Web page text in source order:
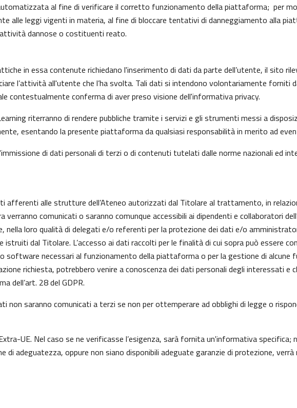
al fine di verificare il corretto funzionamento della piattaforma; per
alle leggi vigenti in materia, al fine di bloccare tentativi di danneggiamento alla
dannose o costituenti reato.
in essa contenute richiedano l'inserimento di dati da parte dell’utente, il sito
l’attività all'utente che l’ha svolta. Tali dati si intendono volontariamente forniti
contestualmente conferma di aver preso visione dell'informativa privacy.
riterranno di rendere pubbliche tramite i servizi e gli strumenti messi a
esentando la presente piattaforma da qualsiasi responsabilità in merito ad
di dati personali di terzi o di contenuti tutelati dalle norme nazionali ed
alle strutture dell’Ateneo autorizzati dal Titolare al trattamento, in
comunicati o saranno comunque accessibili ai dipendenti e collaboratori
nella loro qualità di delegati e/o referenti per la protezione dei dati e/o
dal Titolare. L’accesso ai dati raccolti per le finalità di cui sopra può essere
software necessari al funzionamento della piattaforma o per la gestione di alcune
richiesta, potrebbero venire a conoscenza dei dati personali degli interessati e
dell’art. 28 del GDPR.
non saranno comunicati a terzi se non per ottemperare ad obblighi di legge o
UE. Nel caso se ne verificasse l’esigenza, sarà fornita un'informativa specifica;
di adeguatezza, oppure non siano disponibili adeguate garanzie di protezione,